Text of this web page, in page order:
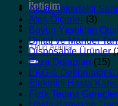
İletişim
Ara:
Akülü Tekerlekli
Ateş Ölçerler (3)
Boyun Yastıkları
Dijital ve Manuel
Disposable Ürünler
Ecza Dolapları (15)
EKG & Defibrilatör
Elektrikli Hasta
Fizik Tedavi